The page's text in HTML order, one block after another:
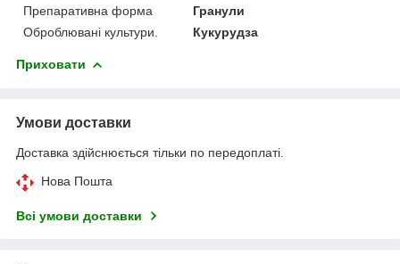
Препаративна форма
Гранули
Оброблювані культури.
Кукурудза
Приховати
Умови доставки
Доставка здійснюється тільки по передоплаті.
Нова Пошта
Всі умови доставки